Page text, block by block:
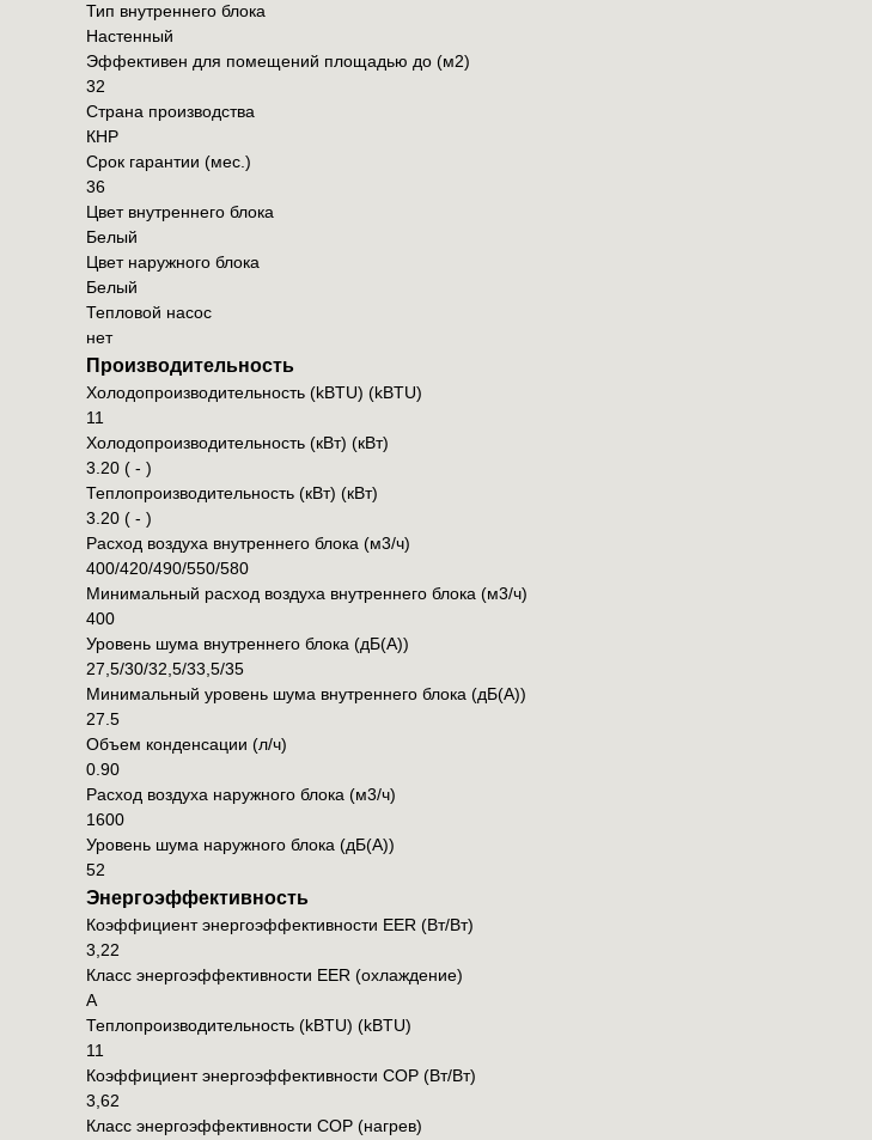
Тип внутреннего блока
Настенный
Эффективен для помещений площадью до (м2)
32
Страна производства
КНР
Срок гарантии (мес.)
36
Цвет внутреннего блока
Белый
Цвет наружного блока
Белый
Тепловой насос
нет
Производительность
Холодопроизводительность (kBTU) (kBTU)
11
Холодопроизводительность (кВт) (кВт)
3.20 ( - )
Теплопроизводительность (кВт) (кВт)
3.20 ( - )
Расход воздуха внутреннего блока (м3/ч)
400/420/490/550/580
Минимальный расход воздуха внутреннего блока (м3/ч)
400
Уровень шума внутреннего блока (дБ(А))
27,5/30/32,5/33,5/35
Минимальный уровень шума внутреннего блока (дБ(А))
27.5
Объем конденсации (л/ч)
0.90
Расход воздуха наружного блока (м3/ч)
1600
Уровень шума наружного блока (дБ(А))
52
Энергоэффективность
Коэффициент энергоэффективности EER (Вт/Вт)
3,22
Класс энергоэффективности EER (охлаждение)
A
Теплопроизводительность (kBTU) (kBTU)
11
Коэффициент энергоэффективности COP (Вт/Вт)
3,62
Класс энергоэффективности COP (нагрев)